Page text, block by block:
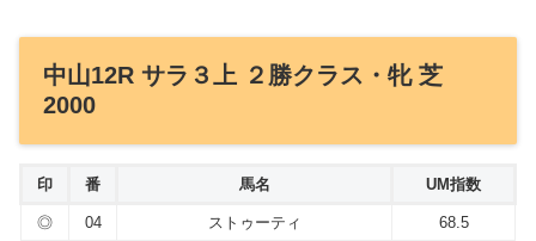
中山12R サラ３上 ２勝クラス・牝 芝
2000
印 番 馬名 UM指数
◎ 04 ストゥーティ
68.5